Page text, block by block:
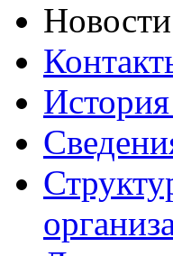
Новости